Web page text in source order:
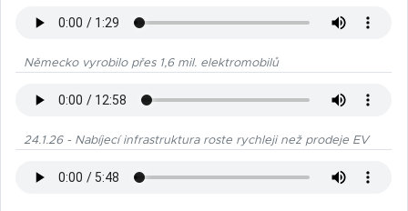
Německo vyrobilo přes 1,6 mil. elektromobilů
24.1.26 - Nabíjecí infrastruktura roste rychleji než prodeje EV